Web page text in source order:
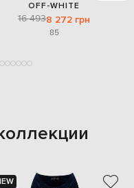
OFF-WHITE
16 4938 272 грн
85